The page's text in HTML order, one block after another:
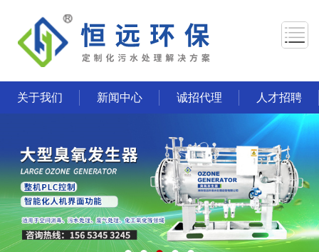
关于我们 新闻中心 诚招代理 人才招聘